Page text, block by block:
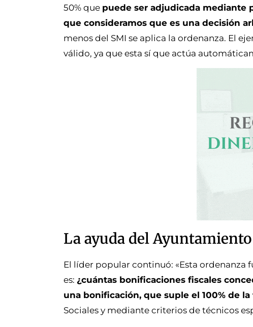
50% que puede ser adjudicada mediante
que consideramos que es una decisión
menos del SMI se aplica la ordenanza. El
válido, ya que esta sí que actúa
La ayuda del
El líder popular continuó: «Esta
es: ¿cuántas bonificaciones fiscales
una bonificación, que suple el 100% de
Sociales y mediante criterios de técnicos